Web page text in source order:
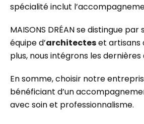
spécialité inclut
MAISONS DRÉAN se distingue
équipe d’architecteset artisans
plus, nous intégrons les
En somme, choisir notre
bénéficiant d’un
avec soin et professionnalisme.